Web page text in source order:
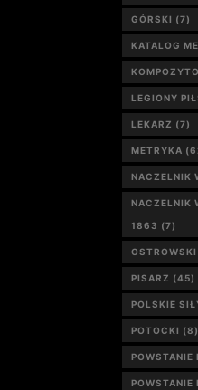
GÓRSKI (7)
KATALOG
LEGIONY
LEKARZ (7)
METRYKA
NACZELNIK
NACZELNIK
1863 (7)
OSTROWSKI
PISARZ (45)
POLSKIE
POTOCKI (8)
POWSTANIE
POWSTANIE